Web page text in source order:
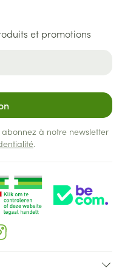
et promotions
à notre newsletter
.